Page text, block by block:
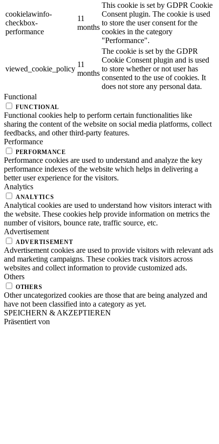
cookielawinfo-
checkbox-
performance
11
months
This cookie is set by GDPR Cookie
Consent plugin. The cookie is used
to store the user consent for the
cookies in the category
"Performance".
viewed_cookie_policy
11
months
The cookie is set by the GDPR
Cookie Consent plugin and is used
to store whether or not user has
consented to the use of cookies. It
does not store any personal data.
Functional
FUNCTIONAL
Functional cookies help to perform certain functionalities like
sharing the content of the website on social media platforms, collect
feedbacks, and other third-party features.
Performance
PERFORMANCE
Performance cookies are used to understand and analyze the key
performance indexes of the website which helps in delivering a
better user experience for the visitors.
Analytics
ANALYTICS
Analytical cookies are used to understand how visitors interact with
the website. These cookies help provide information on metrics the
number of visitors, bounce rate, traffic source, etc.
Advertisement
ADVERTISEMENT
Advertisement cookies are used to provide visitors with relevant ads
and marketing campaigns. These cookies track visitors across
websites and collect information to provide customized ads.
Others
OTHERS
Other uncategorized cookies are those that are being analyzed and
have not been classified into a category as yet.
SPEICHERN & AKZEPTIEREN
Präsentiert von